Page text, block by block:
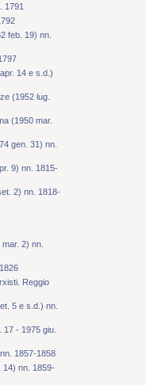
1791
feb. 19) nn.
14 e s.d.)
(1952 lug.
(1950 mar.
gen. 31) nn.
9) nn. 1815-
2) nn. 1818-
2) nn.
Reggio
5 e s.d.) nn.
- 1975 giu.
1857-1858
14) nn. 1859-